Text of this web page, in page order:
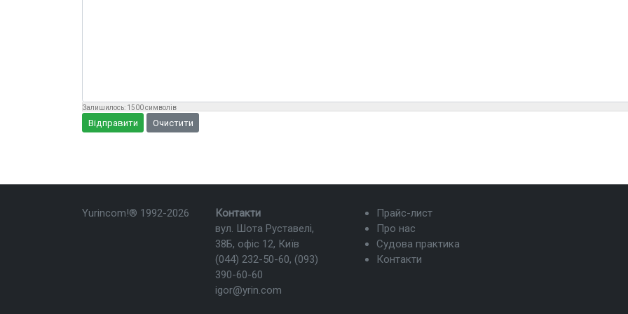
Залишилось: 1500символів
Відправити Очистити
Yurincom!® 1992-2026
Контакти
вул. Шота Руставелі,
38Б, офіс 12, Київ
(044) 232-50-60, (093)
390-60-60
igor@yrin.com
Прайс-лист
Про нас
Судова практика
Контакти